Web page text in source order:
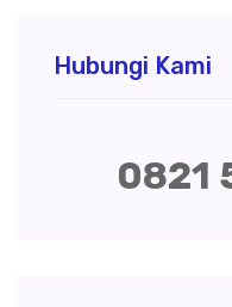
Hubungi Kami
0821